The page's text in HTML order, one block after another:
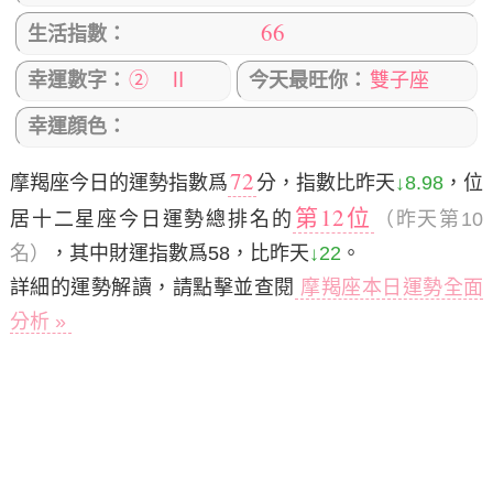
生活指數： 66
幸運數字： ② Ⅱ 今天最旺你： 雙子座
幸運顔色：
摩羯座今日的運勢指數爲72分，指數比昨天↓8.98 ，位
居十二星座今日運勢總排名的 第12位
（昨天第10
名）
，其中財運指數爲58，比昨天↓22 。
詳細的運勢解讀，請點擊並查閱 摩羯座本日運勢全面
分析 »